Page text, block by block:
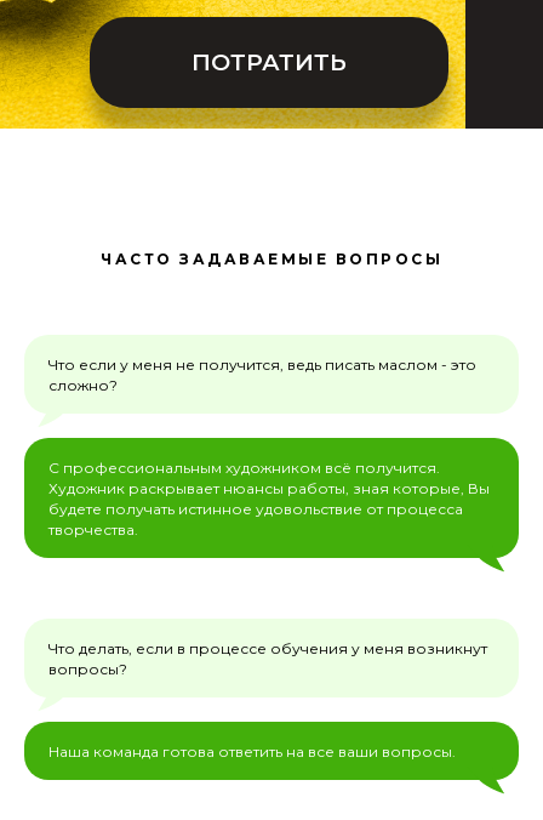
ПОТРАТИТЬ
ЧАСТО ЗАДАВАЕМЫЕ ВОПРОСЫ
Что если у меня не получится, ведь писать маслом - это
сложно?
С профессиональным художником всё получится.
Художник раскрывает нюансы работы, зная которые, Вы
будете получать истинное удовольствие от процесса
творчества.
Что делать, если в процессе обучения у меня возникнут
вопросы?
Наша команда готова ответить на все ваши вопросы.